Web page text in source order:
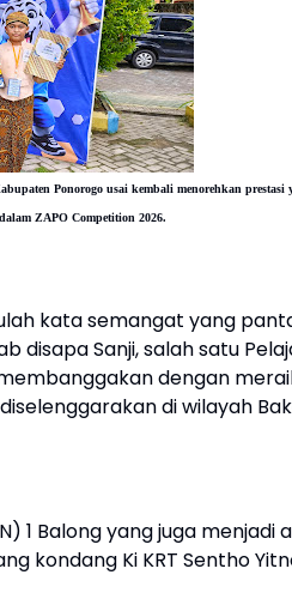
Ponorogo usai kembali menorehkan prestasi
ZAPO Competition 2026.
kata semangat yang
disapa Sanji, salah satu
dengan
di wilayah
1 Balong yang juga
kondang Ki KRT Sentho